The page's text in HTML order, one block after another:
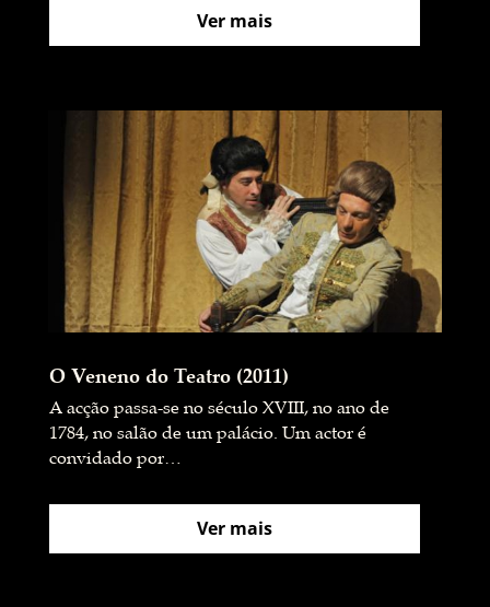
Ver mais
O Veneno do Teatro (2011)
A acção passa-se no século XVIII, no ano de
1784, no salão de um palácio. Um actor é
convidado por…
Ver mais